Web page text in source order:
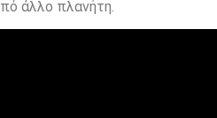
άλλο πλανήτη.